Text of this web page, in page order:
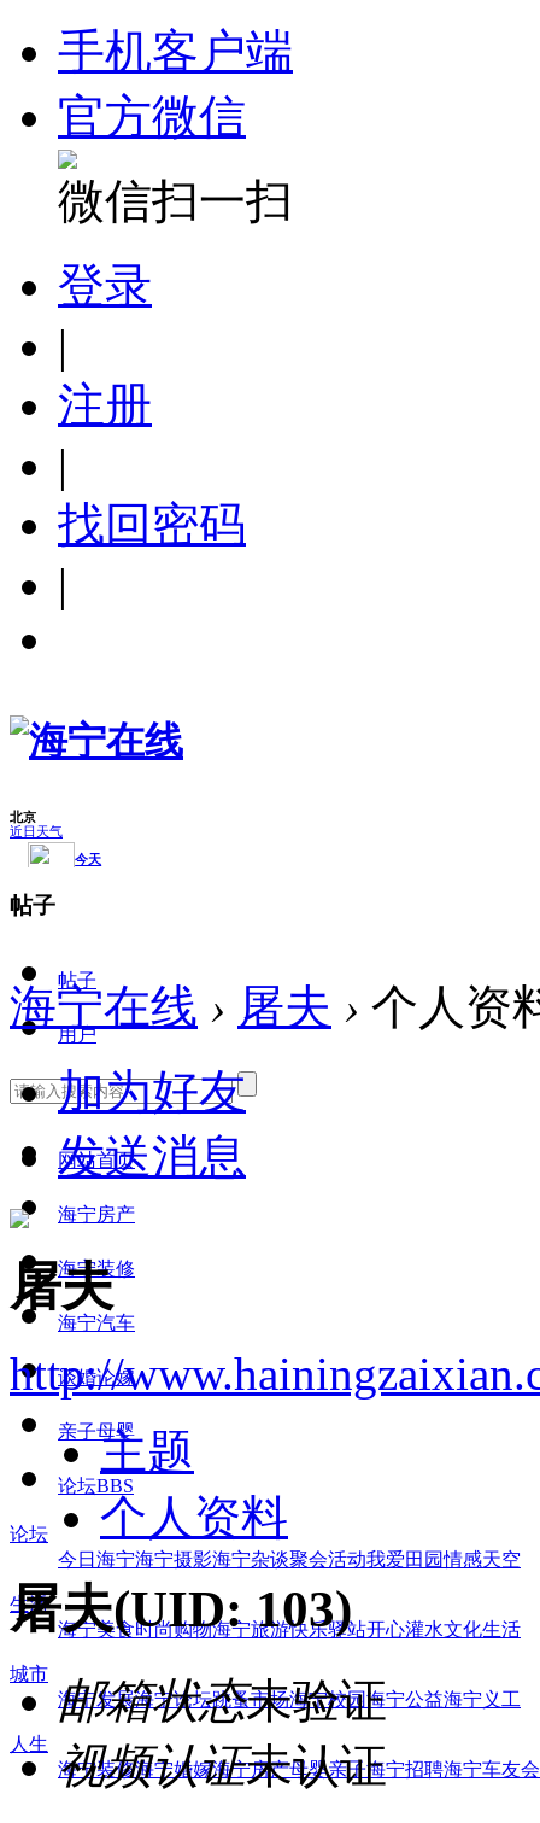
手机客户端
官方微信
微信扫一扫
登录
|
注册
|
找回密码
|
帖子
帖子
用户
网站首页
海宁房产
海宁装修
海宁汽车
谈婚论嫁
亲子母婴
论坛BBS
论坛
今日海宁海宁摄影海宁杂谈聚会活动我爱田园情感天空
生活
海宁美食时尚购物海宁旅游快乐驿站开心灌水文化生活
城市
海宁发展海宁论坛跳蚤市场海宁校园海宁公益海宁义工
人生
海宁装修海宁婚嫁海宁房产母婴亲子海宁招聘海宁车友会
海宁在线 › 屠夫 › 个人资
加为好友
发送消息
屠夫
http://
主题
个人资料
屠夫(UID: 103)
邮箱状态未验证
视频认证未认证